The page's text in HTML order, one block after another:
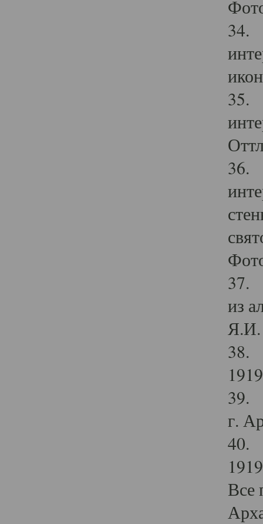
34.
35.
36.
37.
из
Я.И.
38.
39.
г.
40.
Все